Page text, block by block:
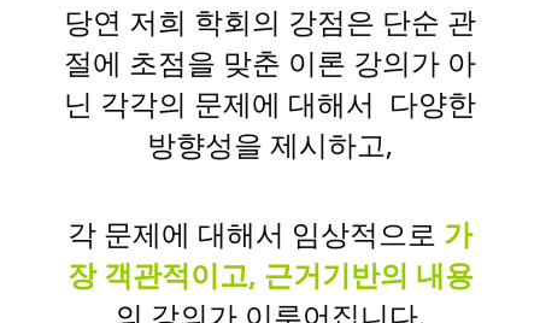
당연 저희 학회의 강점은 단순 관
절에 초점을 맞춘 이론 강의가 아
닌 각각의 문제에 대해서 다양한
방향성을 제시하고,
각 문제에 대해서 임상적으로 가
장 객관적이고, 근거기반의 내용